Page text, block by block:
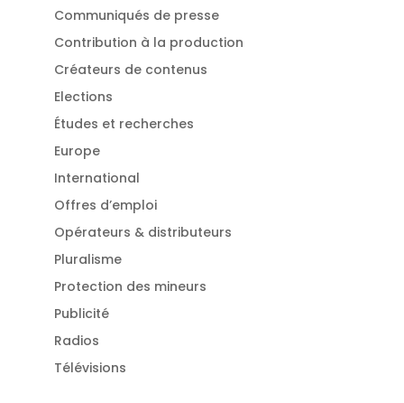
Communiqués de presse
Contribution à la production
Créateurs de contenus
Elections
Études et recherches
Europe
International
Offres d’emploi
Opérateurs & distributeurs
Pluralisme
Protection des mineurs
Publicité
Radios
Télévisions